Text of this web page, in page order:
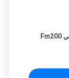
نظام إخماد حريق أوتوماتيكي Fm200